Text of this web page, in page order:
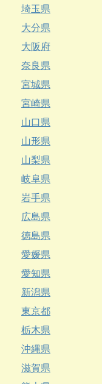
埼玉県
大分県
大阪府
奈良県
宮城県
宮崎県
山口県
山形県
山梨県
岐阜県
岩手県
広島県
徳島県
愛媛県
愛知県
新潟県
東京都
栃木県
沖縄県
滋賀県